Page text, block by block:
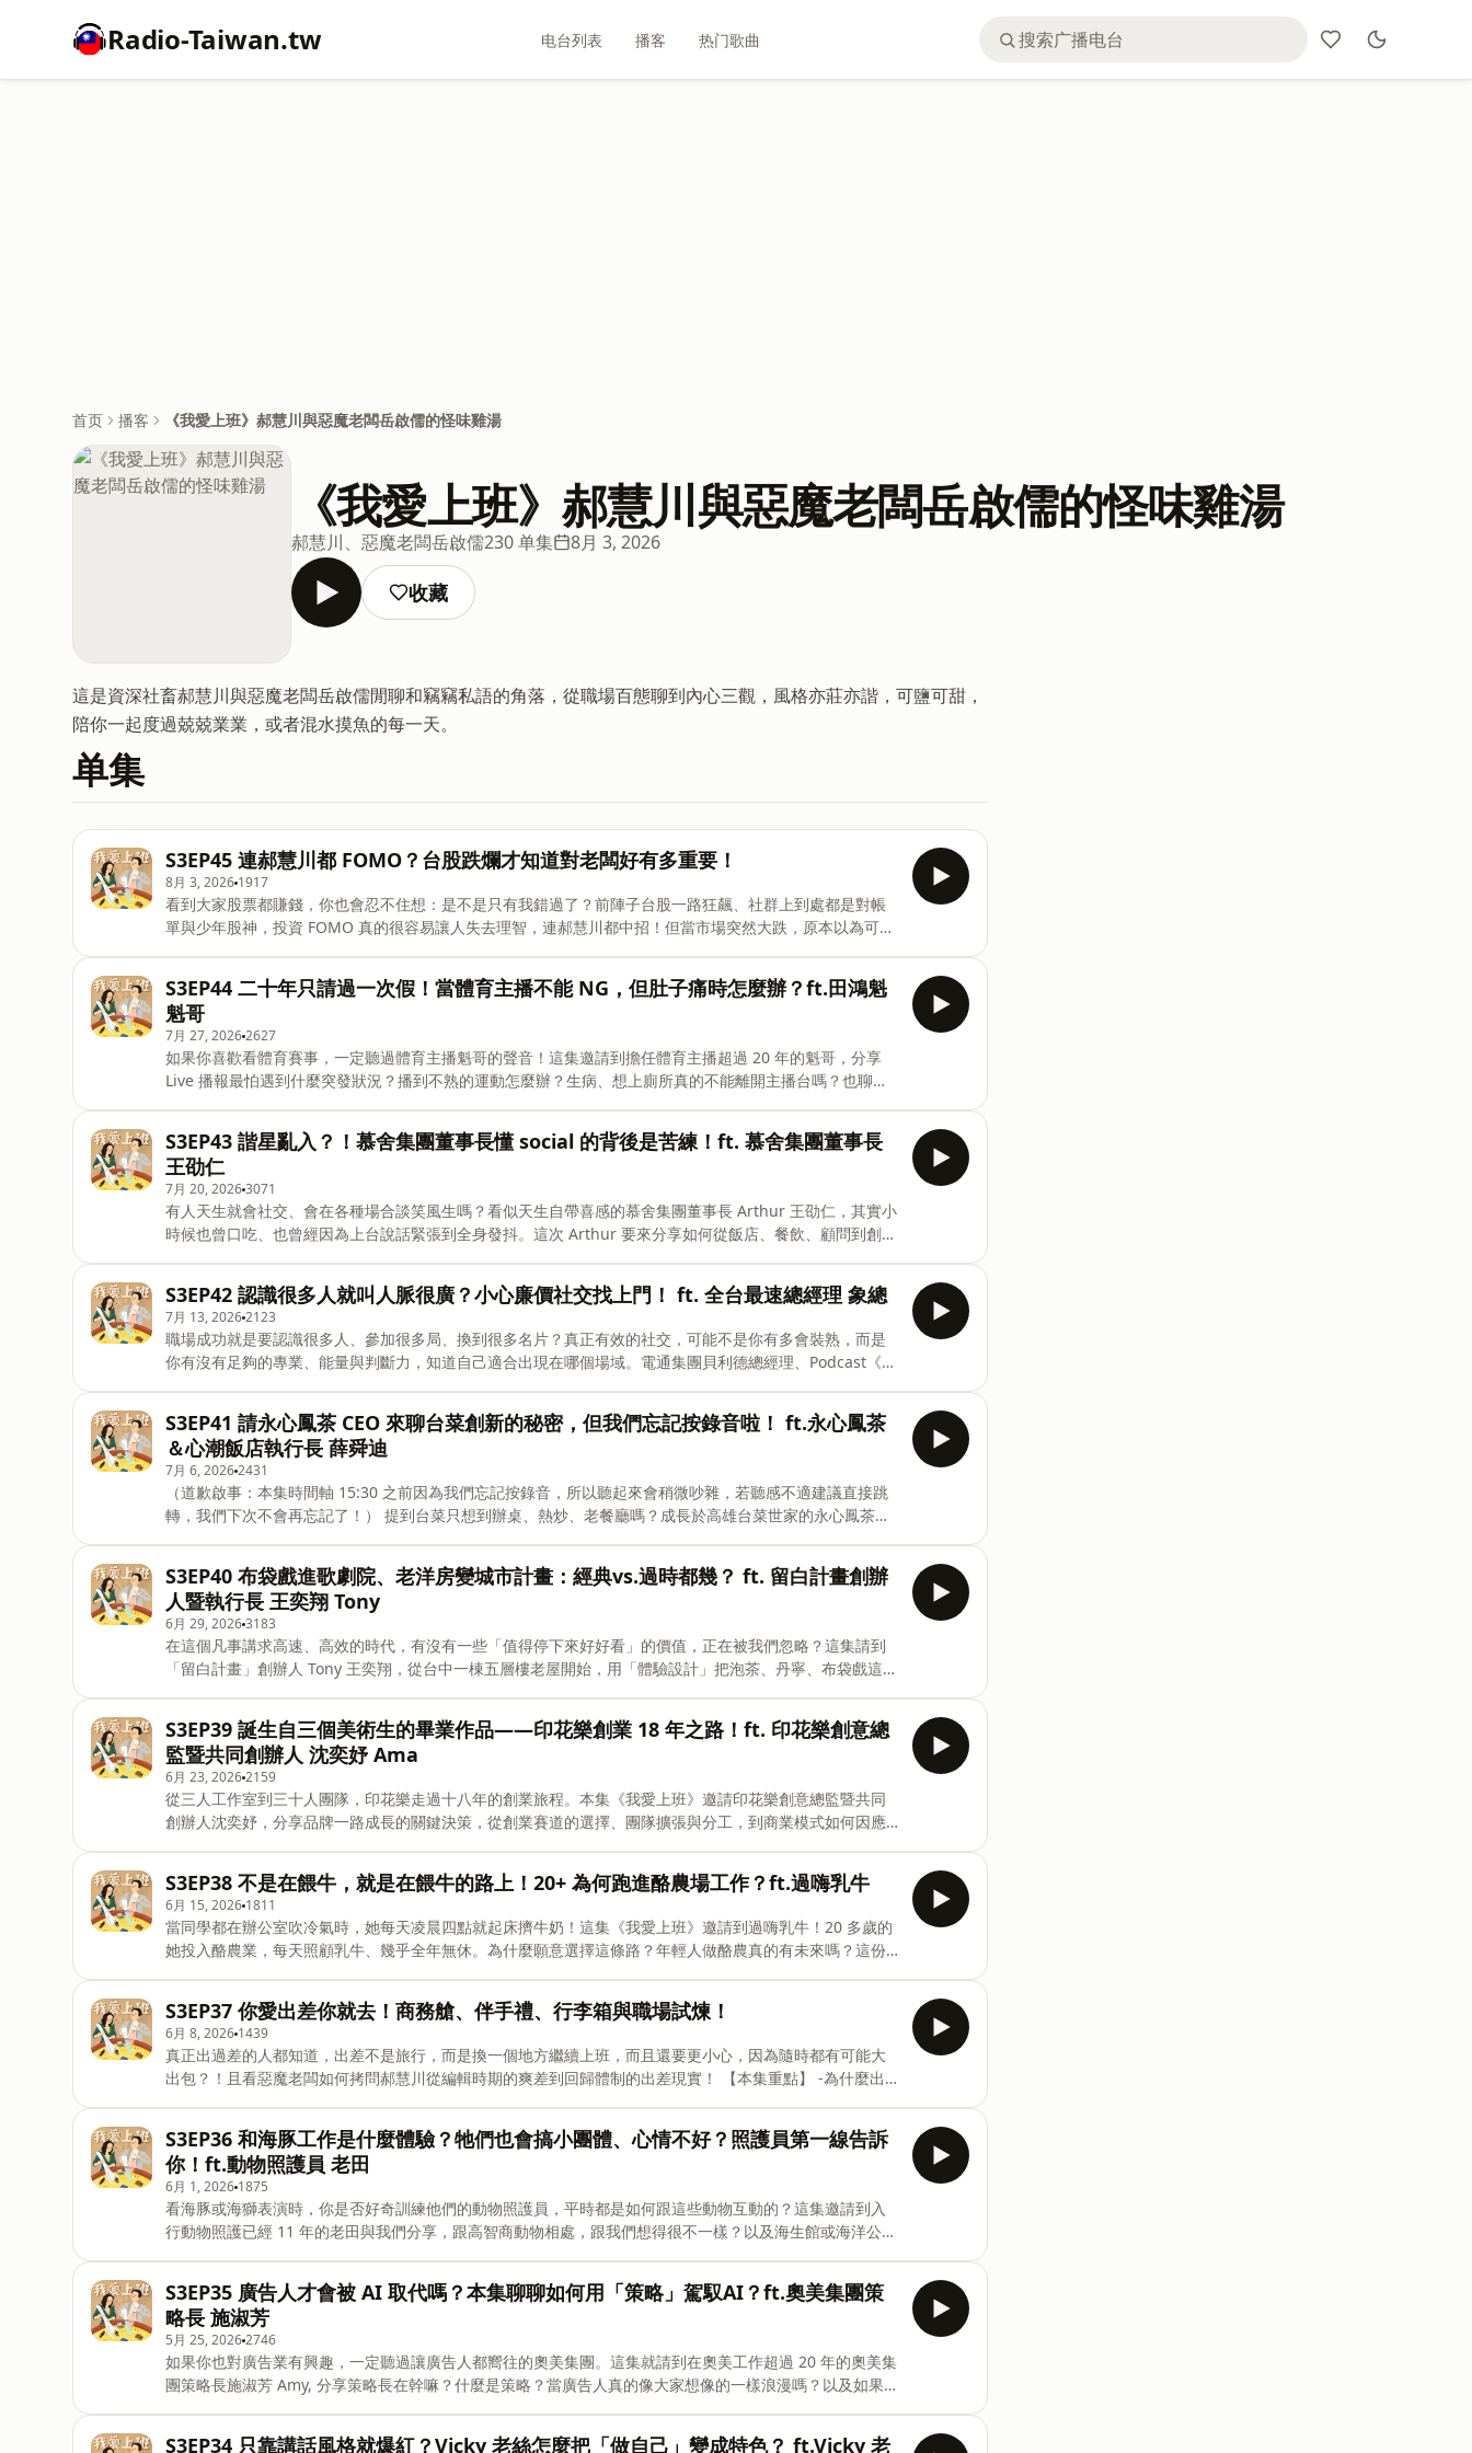
Radio-Taiwan.tw 电台列表 播客 热门歌曲
首页 播客 《我愛上班》郝慧川與惡魔老闆岳啟儒的怪味雞湯
《我愛上班》郝慧川與惡魔老闆岳啟儒的怪味雞湯
郝慧川、惡魔老闆岳啟儒230 单集 8月 3, 2026
收藏
這是資深社畜郝慧川與惡魔老闆岳啟儒閒聊和竊竊私語的角落，從職場百態聊到內心三觀，風格亦莊亦諧，可鹽可甜，
陪你一起度過兢兢業業，或者混水摸魚的每一天。
单集
S3EP45 連郝慧川都 FOMO？台股跌爛才知道對老闆好有多重要！
8月 3, 2026 1917
看到大家股票都賺錢，你也會忍不住想：是不是只有我錯過了？前陣子台股一路狂飆、社群上到處都是對帳
單與少年股神，投資 FOMO 真的很容易讓人失去理智，連郝慧川都中招！但當市場突然大跌，原本以為可以
-啟儒姐賺三千就跑、亂聽消息、也曾追高與錯過 -投資不能影響生活：先顧好飯錢、生活費與睡眠品質，再
談進場 -FOMO 之外還有 JOMO：有時候錯過大漲，也可能是錯過大跌與被套牢 -上班族可以投資，但工作本
身才是安全感的來源 你的持股還好嗎？！歡迎來跟啟儒姐、郝慧川一起討拍！ 合作邀約：
talent@wazaiii.com 聽完郝慧川、岳啟儒聊職場大小事，再到哇哉上課跟他們學習職場文字力和加薪技能：
https://class.wazaiii.com/ －－－－
S3EP44 二十年只請過一次假！當體育主播不能 NG，但肚子痛時怎麼辦？ft.田鴻魁
魁哥
7月 27, 20262627
如果你喜歡看體育賽事，一定聽過體育主播魁哥的聲音！這集邀請到擔任體育主播超過 20 年的魁哥，分享
Live 播報最怕遇到什麼突發狀況？播到不熟的運動怎麼辦？生病、想上廁所真的不能離開主播台嗎？也聊到
育主播的職業傷害？ ・直播到一半想上廁所怎麼辦？ ・變成體育主播的契機是這個 ・當體育主播最難的是？
播到不熟的運動怎麼辦？ ・跟不同搭檔合作，要掌握這些訣竅 ・生病也無法請假的工作 ・會開始跑步，是因
為以為自己可能罹癌 ・公司突然收掉，瞬間零收入 ・愛上跑步的人，都有點自虐傾向？ ・五十歲開始跑步，
跑到帶團去全世界 也來看看：《跑出你人生的彩蛋：《跑步不要聽》用不平凡的故事，陪你前進每一公
里》：https://reurl.cc/MWkjem 如果你也對運
S3EP43 諧星亂入？！慕舍集團董事長懂 social 的背後是苦練！ft. 慕舍集團董事長
王劭仁
7月 20, 20263071
有人天生就會社交、會在各種場合談笑風生嗎？看似天生自帶喜感的慕舍集團董事長 Arthur 王劭仁，其實小
時候也曾口吃、也曾經因為上台說話緊張到全身發抖。這次 Arthur 要來分享如何從飯店、餐飲、顧問到創業
長大怎麼成為超會說話的創業家？ -高品質社交是言之有物、聊得開心到捨不得離開 -貴人不是憑空出現，而
是靠一次次溝通、累積與信任賺來的 -職場溝通最重「真」：別對上、對下、對外都演不同版本的自己 -社交
尷尬怎麼辦？幽默、自嘲與丟掉偶包，都是可以練習的！ 🚀 2026 WAZAIII 一日密集酷學營｜職場社交學 🚀
🔗 報名連結｜https://wazaiii.onlin
S3EP42 認識很多人就叫人脈很廣？小心廉價社交找上門！ ft. 全台最速總經理 象總
7月 13, 20262123
職場成功就是要認識很多人、參加很多局、換到很多名片？真正有效的社交，可能不是你有多會裝熟，而是
你有沒有足夠的專業、能量與判斷力，知道自己適合出現在哪個場域。電通集團貝利德總經理、Podcast《跑
聚會、認識大人物，到後來開始思考什麼是有效社交、什麼又是廉價社交……其實人脈不是靠巴著別人換來
的，而是你有沒有能和對方交換的價值。 【本集重點】 -什麼是「廉價社交」？不是場合廉價，是你可能不
匹配那個場域 -職場社交不是靠關係，你有東西可以跟人交換嗎？ -新鮮人最該累積的是自己的「專業槓桿」
-主管除了往外社交，也要經營好內部團隊，建立「團隊槓桿」 -不要硬裝熟討好，高品質的社交需要觀察與
做功課 -社交也會消耗能量，學會取捨比到處參加聚會更重要 -興趣與斜槓也可能成為另一種專業，幫你開
S3EP41 請永心鳳茶 CEO 來聊台菜創新的秘密，但我們忘記按錄音啦！ ft.永心鳳茶
＆心潮飯店執行長 薛舜迪
7月 6, 20262431
（道歉啟事：本集時間軸 15:30 之前因為我們忘記按錄音，所以聽起來會稍微吵雜，若聽感不適建議直接跳
轉，我們下次不會再忘記了！） 提到台菜只想到辦桌、熱炒、老餐廳嗎？成長於高雄台菜世家的永心鳳茶、
我們：「品牌創新可以是把你熟悉到不能再熟悉的東西，重新給它一個被看見的舞台。」 【本集重點】 -從
辦桌世家到時髦台菜，薛舜迪為什麼選擇改造台菜？ -永心鳳茶一開始曾慘澹三個月，為什麼他繼續相信會成
功？ -餐廳不能只靠漂亮和網紅打卡，最後還是要回到食物與服務本質？ -真正的品牌創新來自長時間的美感
與經驗累積 -餐飲業缺工的關鍵不只是找人，更要建立讓人願意留下來的團隊文化 🚀 2026 WAZAIII 一日密集
酷學營｜品牌創新力 🚀 🔗 報名連結｜https://wazai
S3EP40 布袋戲進歌劇院、老洋房變城市計畫：經典vs.過時都幾？ ft. 留白計畫創辦
人暨執行長 王奕翔 Tony
6月 29, 20263183
在這個凡事講求高速、高效的時代，有沒有一些「值得停下來好好看」的價值，正在被我們忽略？這集請到
「留白計畫」創辦人 Tony 王奕翔，從台中一棟五層樓老屋開始，用「體驗設計」把泡茶、丹寧、布袋戲這些
畫」！如果你也想創業、想做品牌，或正卡在「我的東西好像有點老」，我們想聊的是，創新往往不是憑空
想出新東西，而是重新理解我們擁有的東西。 【本集重點】 -「留白計畫」到底在做什麼？一家公司，還是
一場運動 -把泡茶變成「珍奶世代」也想喝的體驗，把老洋房變成「城市計畫」 -經典 vs. 過時差在哪？理解
過去，才能專注現在、想像未來 -品牌老化怎麼辦？創業到底要不要硬想一個「新東西」 -硬體 vs. 軟體：空
間美感之外，更難也更貴的是內容策略 -創業只為賺錢嗎？關於「浪漫的夢想家」與賺錢的責任
S3EP39 誕生自三個美術生的畢業作品——印花樂創業 18 年之路！ft. 印花樂創意總
監暨共同創辦人 沈奕妤 Ama
6月 23, 20262159
從三人工作室到三十人團隊，印花樂走過十八年的創業旅程。本集《我愛上班》邀請印花樂創意總監暨共同
創辦人沈奕妤，分享品牌一路成長的關鍵決策，從創業賽道的選擇、團隊擴張與分工，到商業模式如何因應
夠長期走下去的經營之道。想要知道更多關於從零到一、從老到新的策略分享，歡迎報名 Wazaiii一日密集酷
學營！ 【本集重點】 -印花樂如何從三個美術生的畢業作品，走成 18 年設計品牌？ -金融海嘯時期誤打誤撞
創業，反而變成品牌起點？ -從文創小物到 IP 授權，印花樂如何因應市場轉換商業模式？ -創業不只是浪漫與
熱情，財務、管理、分工才是真正考驗！ -面對抄襲、聯名與海外市場，品牌如何持續找到新的成長方向？
🚀 2026 WAZAIII 一日密集酷學營｜品牌創新力 🚀 🔗 報名連結｜
⁠S3EP38 不是在餵牛，就是在餵牛的路上！20+ 為何跑進酪農場工作？ft.過嗨乳牛
6月 15, 2026 1811
當同學都在辦公室吹冷氣時，她每天凌晨四點就起床擠牛奶！這集《我愛上班》邀請到過嗨乳牛！20 多歲的
她投入酪農業，每天照顧乳牛、幾乎全年無休。為什麼願意選擇這條路？年輕人做酪農真的有未來嗎？這份
天？全年無休？ ・為什麼願意從商品設計轉到酪農場工作？ ・酪農場工作的收入是？年輕人很少？ ・做這行
的優點？入行的建議？ 如果你也對不同有趣的工作有興趣，都歡迎留言、私訊告訴郝慧川跟啟儒姐！ 合作邀
約：talent@wazaiii.com 聽完郝慧川、岳啟儒聊職場大小事，再到哇哉上課跟他們學習職場文字力和加薪技
能：https://class.wazaii
S3EP37 你愛出差你就去！商務艙、伴手禮、行李箱與職場試煉！
6月 8, 2026 1439
真正出過差的人都知道，出差不是旅行，而是換一個地方繼續上班，而且還要更小心，因為隨時都有可能大
出包？！且看惡魔老闆如何拷問郝慧川從編輯時期的爽差到回歸體制的出差現實！ 【本集重點】 -為什麼出
眉角角超多！ -第一次出差最容易忽略的職場細節 不管是熱愛出差還是厭倦出差，都歡迎私訊啟儒姐與郝慧
川分享你的心路歷程！ 合作邀約：talent@wazaiii.com 聽完郝慧川、岳啟儒聊職場大小事，再到哇哉上課跟
S3EP36 和海豚工作是什麼體驗？牠們也會搞小團體、心情不好？照護員第一線告訴
你！ft.動物照護員 老田
6月 1, 2026 1875
看海豚或海獅表演時，你是否好奇訓練他們的動物照護員，平時都是如何跟這些動物互動的？這集邀請到入
行動物照護已經 11 年的老田與我們分享，跟高智商動物相處，跟我們想得很不一樣？以及海生館或海洋公園
實要注意這些事 ・感情最好的海豚海獅？有趣的故事？ ・做動物照護員很夢幻？常見的職業傷害？ ・動物表
演應該全面停止嗎？ ・做動物照護員 11 年的瓶頸？ ・動物照護員的薪水？ 如果你也對不同有趣行業有興
趣，都歡迎留言、私訊告訴郝慧川跟啟儒姐！ 合作邀約：talent@wazaiii.com 聽完郝慧川、岳啟儒聊職場大
小事，再到哇哉上課跟他們學習職場文
S3EP35 廣告人才會被 AI 取代嗎？本集聊聊如何用「策略」駕馭AI？ft.奧美集團策
略長 施淑芳
5月 25, 20262746
如果你也對廣告業有興趣，一定聽過讓廣告人都嚮往的奧美集團。這集就請到在奧美工作超過 20 年的奧美集
團策略長施淑芳 Amy, 分享策略長在幹嘛？什麼是策略？當廣告人真的像大家想像的一樣浪漫嗎？以及如果想
S3EP34 只靠講話風格就爆紅？Vicky 老絲怎麼把「做自己」變成特色？ ft.Vicky 老